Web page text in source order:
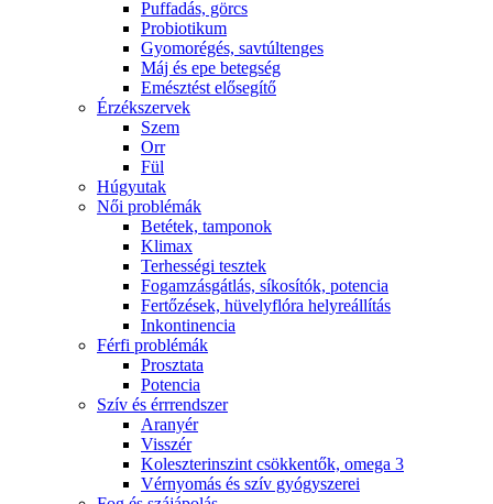
Puffadás, görcs
Probiotikum
Gyomorégés, savtúltenges
Máj és epe betegség
Emésztést elősegítő
Érzékszervek
Szem
Orr
Fül
Húgyutak
Női problémák
Betétek, tamponok
Klimax
Terhességi tesztek
Fogamzásgátlás, síkosítók, potencia
Fertőzések, hüvelyflóra helyreállítás
Inkontinencia
Férfi problémák
Prosztata
Potencia
Szív és érrrendszer
Aranyér
Visszér
Koleszterinszint csökkentők, omega 3
Vérnyomás és szív gyógyszerei